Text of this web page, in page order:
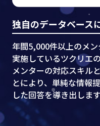
独自のデータベース
年間5,000件以上のメ
実施しているツクリエ
メンターの対応スキル
とにより、単純な情報
した回答を導き出します